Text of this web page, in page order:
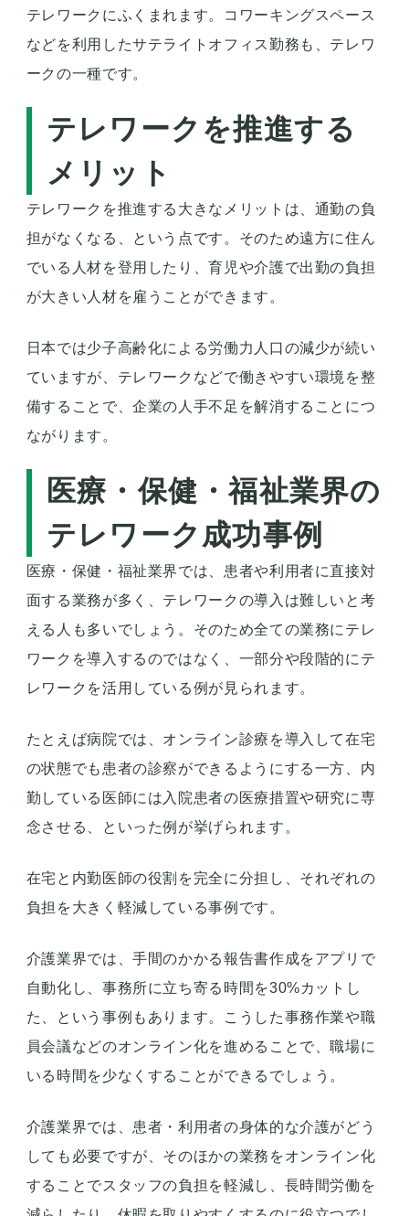
テレワークにふくまれます。コワーキングスペース
などを利用したサテライトオフィス勤務も、テレワ
ークの一種です。
テレワークを推進する
メリット
テレワークを推進する大きなメリットは、通勤の負
担がなくなる、という点です。そのため遠方に住ん
でいる人材を登用したり、育児や介護で出勤の負担
が大きい人材を雇うことができます。
日本では少子高齢化による労働力人口の減少が続い
ていますが、テレワークなどで働きやすい環境を整
備することで、企業の人手不足を解消することにつ
ながります。
医療・保健・福祉業界の
テレワーク成功事例
医療・保健・福祉業界では、患者や利用者に直接対
面する業務が多く、テレワークの導入は難しいと考
える人も多いでしょう。そのため全ての業務にテレ
ワークを導入するのではなく、一部分や段階的にテ
レワークを活用している例が見られます。
たとえば病院では、オンライン診療を導入して在宅
の状態でも患者の診察ができるようにする一方、内
勤している医師には入院患者の医療措置や研究に専
念させる、といった例が挙げられます。
在宅と内勤医師の役割を完全に分担し、それぞれの
負担を大きく軽減している事例です。
介護業界では、手間のかかる報告書作成をアプリで
自動化し、事務所に立ち寄る時間を30%カットし
た、という事例もあります。こうした事務作業や職
員会議などのオンライン化を進めることで、職場に
いる時間を少なくすることができるでしょう。
介護業界では、患者・利用者の身体的な介護がどう
しても必要ですが、そのほかの業務をオンライン化
することでスタッフの負担を軽減し、長時間労働を